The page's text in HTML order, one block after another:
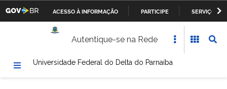
PARA
CONTEÚDO
ACESSO À INFORMAÇÃO PARTICIPE
SERVIÇOS
Ministério da Defesa
Autentique-se na Rede
Universidade Federal do Delta do Parnaíba